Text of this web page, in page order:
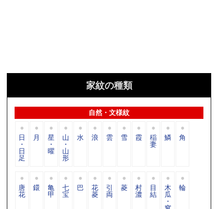
家紋の種類
自然・文様紋
日
・
日
足
月 星
・
曜
山
・
山
形
水 浪 雲 雪 霞 稲
妻
鱗 角
唐
花
鐶 亀
甲
七
宝
巴 花
菱
引
両
菱 村
濃
目
結
木
瓜
・
輪